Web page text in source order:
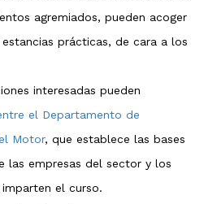
agremiados, pueden acoger
prácticas, de cara a los
interesadas pueden
el Departamento de
Motor, que establece las bases
las empresas del sector y los
el curso.